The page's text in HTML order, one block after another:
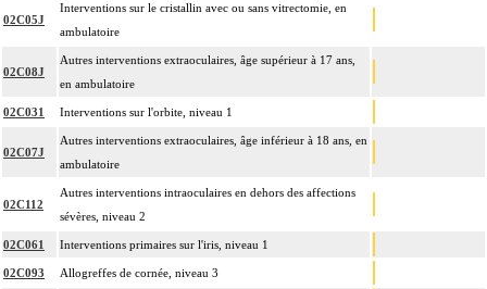
02C05J
Interventions sur le cristallin avec ou sans vitrectomie, en
ambulatoire
02C08J
Autres interventions extraoculaires, âge supérieur à 17 ans,
en ambulatoire
02C031 Interventions sur l'orbite, niveau 1
02C07J
Autres interventions extraoculaires, âge inférieur à 18 ans, en
ambulatoire
02C112
Autres interventions intraoculaires en dehors des affections
sévères, niveau 2
02C061 Interventions primaires sur l'iris, niveau 1
02C093 Allogreffes de cornée, niveau 3